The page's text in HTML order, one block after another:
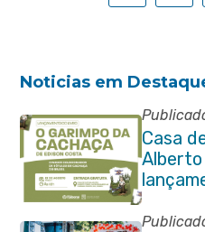
Noticias em
Casa
Alberto
da